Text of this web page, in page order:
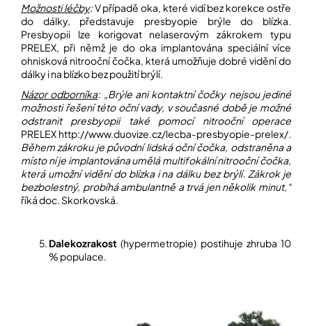
Možnosti léčby:V případě oka, které vidí bez korekce ostře
do dálky, představuje presbyopie brýle do blízka.
Presbyopii lze korigovat nelaserovým zákrokem typu
PRELEX, při němž je do oka implantována speciální více
ohnisková nitrooční čočka, která umožňuje dobré vidění do
dálky i na blízko bez použití brýlí.
Názor odborníka: „Brýle ani kontaktní čočky nejsou jediné
možnosti řešení této oční vady, v současné době je možné
odstranit presbyopii také pomocí nitrooční operace
PRELEX http://www.duovize.cz/lecba-presbyopie-prelex/
Během zákroku je původní lidská oční čočka, odstraněna a
místo ní je implantována umělá multifokální nitrooční čočka,
která umožní vidění do blízka i na dálku bez brýlí. Zákrok je
bezbolestný, probíhá ambulantně a trvá jen několik minut,“
říká doc. Skorkovská.
Dalekozrakost (hypermetropie) postihuje zhruba 10
% populace.